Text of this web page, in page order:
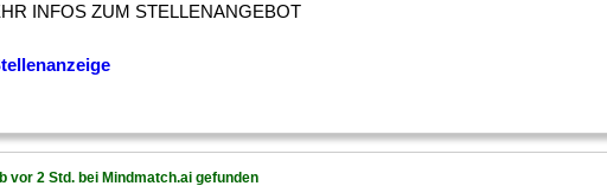
INFOS ZUM STELLENANGEBOT
vor 2 Std. bei Mindmatch.ai gefunden